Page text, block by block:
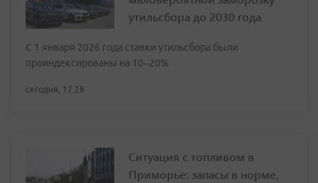
утильсбора до 2030 года
С 1 января 2026 года ставки утильсбора были
проиндексированы на 10–20%
сегодня, 17:28
Ситуация с топливом в
Приморье: запасы в норме,